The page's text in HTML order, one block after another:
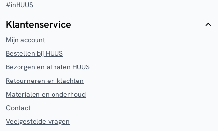
#inHUUS
Klantenservice
Mijn account
Bestellen bij HUUS
Bezorgen en afhalen HUUS
Retourneren en klachten
Materialen en onderhoud
Contact
Veelgestelde vragen